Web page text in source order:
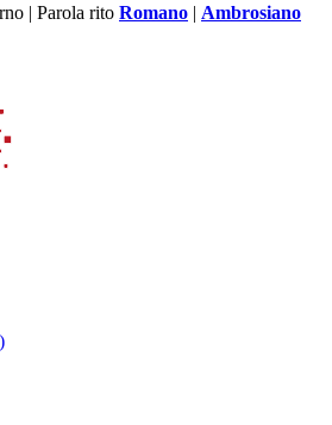
| Parola rito Romano | Ambrosiano